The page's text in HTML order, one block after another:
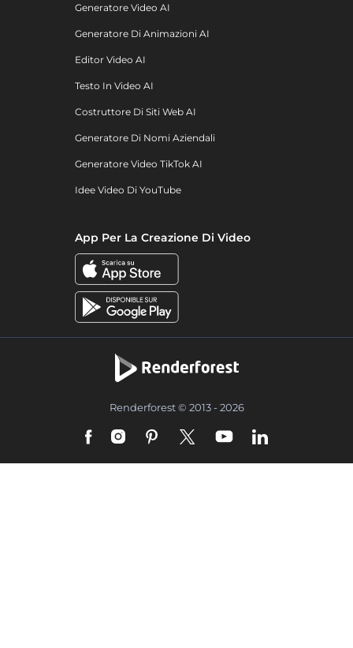
Generatore Video AI
Generatore Di Animazioni AI
Editor Video AI
Testo In Video AI
Costruttore Di Siti Web AI
Generatore Di Nomi Aziendali
Generatore Video TikTok AI
Idee Video Di YouTube
App Per La Creazione Di Video
Renderforest © 2013 - 2026